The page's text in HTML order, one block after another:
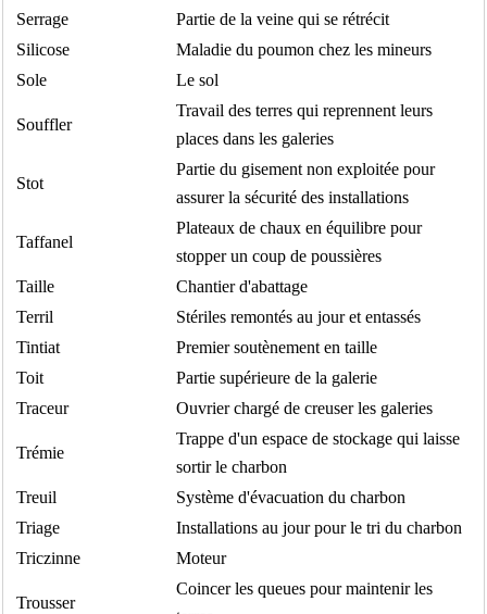
Serrage
Partie de la veine qui se rétrécit
Silicose
Maladie du poumon chez les mineurs
Sole
Le sol
Souffler
Travail des terres qui reprennent leurs
places dans les galeries
Stot
Partie du gisement non exploitée pour
assurer la sécurité des installations
Taffanel
Plateaux de chaux en équilibre pour
stopper un coup de poussières
Taille
Chantier d'abattage
Terril
Stériles remontés au jour et entassés
Tintiat
Premier soutènement en taille
Toit
Partie supérieure de la galerie
Traceur
Ouvrier chargé de creuser les galeries
Trémie
Trappe d'un espace de stockage qui laisse
sortir le charbon
Treuil
Système d'évacuation du charbon
Triage
Installations au jour pour le tri du charbon
Triczinne
Moteur
Trousser
Coincer les queues pour maintenir les